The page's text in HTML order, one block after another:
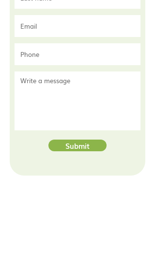
Submit